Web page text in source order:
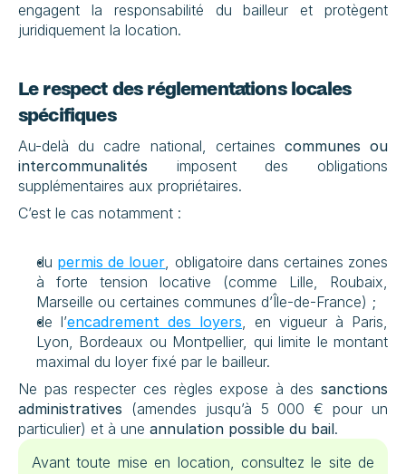
engagent la responsabilité du bailleur et protègent
juridiquement la location.
Le respect des réglementations locales
spécifiques
Au-delà du cadre national, certaines communes ou
intercommunalités imposent des obligations
supplémentaires aux propriétaires.
C’est le cas notamment :
du permis de louer, obligatoire dans certaines zones
à forte tension locative (comme Lille, Roubaix,
Marseille ou certaines communes d’Île-de-France) ;
de l’encadrement des loyers, en vigueur à Paris,
Lyon, Bordeaux ou Montpellier, qui limite le montant
maximal du loyer fixé par le bailleur.
Ne pas respecter ces règles expose à des sanctions
administratives (amendes jusqu’à 5 000 € pour un
particulier) et à une annulation possible du bail.
Avant toute mise en location, consultez le site de